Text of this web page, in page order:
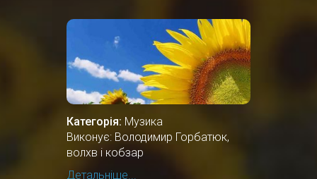
Категорія: Музика
Виконує: Володимир Горбатюк,
волхв і кобзар
Детальніше...